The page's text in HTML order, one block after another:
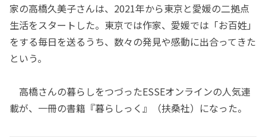
家の高橋久美子さんは、2021年から東京と愛媛の二拠点
生活をスタートした。東京では作家、愛媛では「お百姓」
をする毎日を送るうち、数々の発見や感動に出合ってきた
という。
高橋さんの暮らしをつづったESSEオンラインの人気連
載が、一冊の書籍『暮らしっく』（扶桑社）になった。